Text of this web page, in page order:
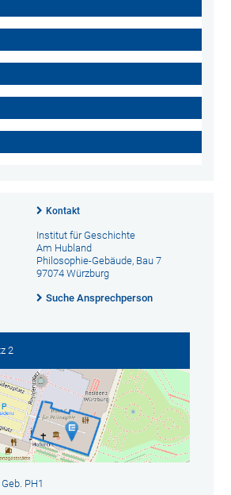
Kontakt
Institut für Geschichte
Am Hubland
Philosophie-Gebäude, Bau 7
97074 Würzburg
Suche Ansprechperson
2
PH1